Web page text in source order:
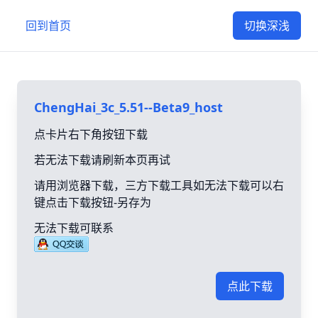
回到首页 切换深浅
ChengHai_3c_5.51--Beta9_host
点卡片右下角按钮下载
若无法下载请刷新本页再试
请用浏览器下载，三方下载工具如无法下载可以右
键点击下载按钮-另存为
无法下载可联系
点此下载